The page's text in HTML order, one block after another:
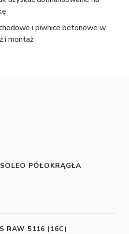
i piwnice betonowe w
i montaż
PÓŁOKRĄGŁA
RAW 5116 (16C)